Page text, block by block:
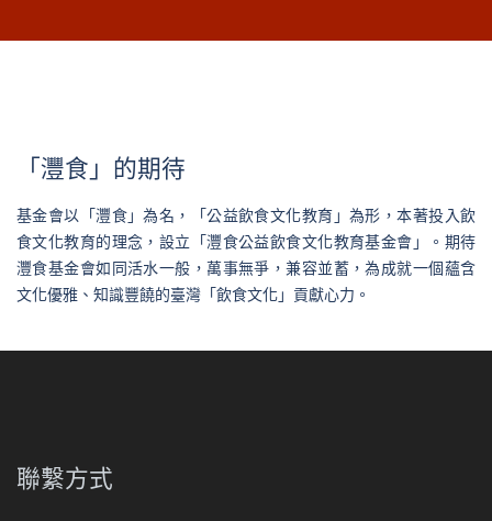
「灃食」的期待
基金會以「灃食」為名，「公益飲食文化教育」為形，本著投入飲
食文化教育的理念，設立「灃食公益飲食文化教育基金會」。期待
灃食基金會如同活水一般，萬事無爭，兼容並蓄，為成就一個蘊含
文化優雅、知識豐饒的臺灣「飲食文化」貢獻心力。
聯繫方式